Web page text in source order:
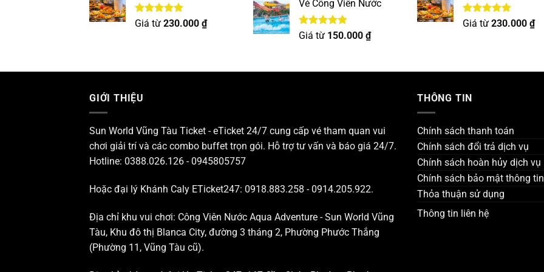
Được xếp
Giá từ 230.000 ₫
Vé Công Viên Nước
Được xếp
Giá từ 150.000 ₫
Được xếp
Giá từ 230.000 ₫
GIỚI THIỆU
Sun World Vũng Tàu Ticket - eTicket 24/7 cung cấp vé tham quan vui
chơi giải trí và các combo buffet trọn gói. Hỗ trợ tư vấn và báo giá 24/7.
Hotline: 0388.026.126 - 0945805757
Hoặc đại lý Khánh Caly ETicket247: 0918.883.258 - 0914.205.922.
Địa chỉ khu vui chơi: Công Viên Nước Aqua Adventure - Sun World Vũng
Tàu, Khu đô thị Blanca City, đường 3 tháng 2, Phường Phước Thắng
(Phường 11, Vũng Tàu cũ).
THÔNG TIN
Chính sách thanh toán
Chính sách đổi trả dịch vụ
Chính sách hoàn hủy dịch vụ
Chính sách bảo mật thông tin
Thỏa thuận sử dụng
Thông tin liên hệ